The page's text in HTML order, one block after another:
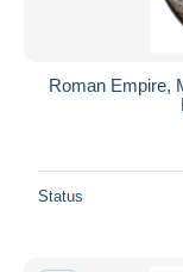
Roman Empire,
Status